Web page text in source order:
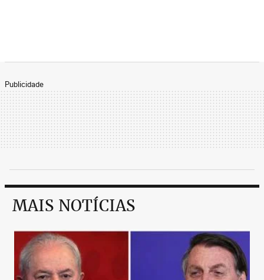
Publicidade
MAIS NOTÍCIAS